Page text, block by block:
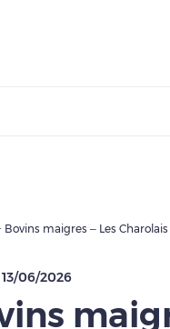
Bovins maigres – Les
06/2026